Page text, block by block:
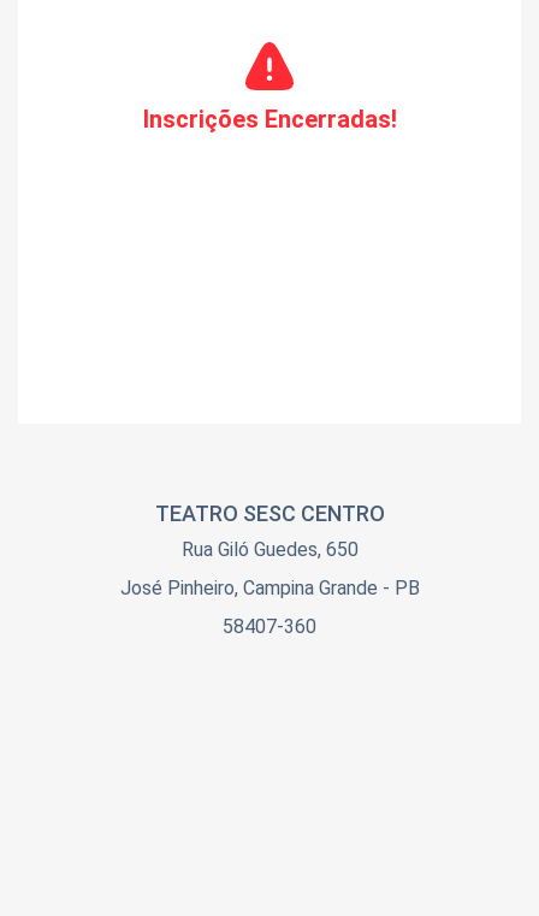
Inscrições Encerradas!
TEATRO SESC CENTRO
Rua Giló Guedes, 650
José Pinheiro, Campina Grande - PB
58407-360